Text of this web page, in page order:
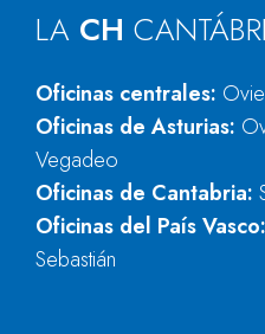
LA CH
Oficinas centrales:
Oficinas de Asturias:
Vegadeo
Oficinas de Cantabria:
Oficinas del País Vasco:
Sebastián